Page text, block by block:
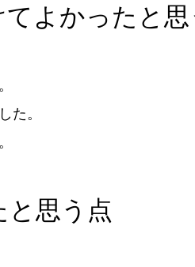
よかったと
た。
思う点